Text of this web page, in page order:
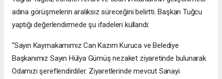
adına görüşmelerin aralıksız süreceğini belirtti. Başkan Tuğcu
yaptığı değerlendirmede şu ifadeleri kullandı:
“Sayın Kaymakamımız Can Kazım Kuruca ve Belediye
Başkanımız Sayın Hülya Gümüş nezaket ziyaretinde bulunarak
Odamızı şereflendirdiler. Ziyaretlerinde mevcut Sanayi